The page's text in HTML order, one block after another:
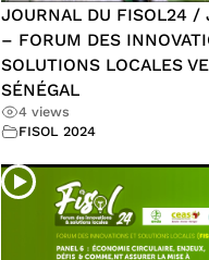
JOURNAL DU FISOL24 /
– FORUM DES
SOLUTIONS LOCALES
SÉNÉGAL
4 views
FISOL 2024